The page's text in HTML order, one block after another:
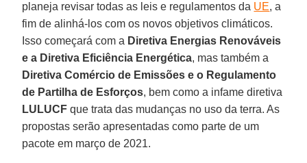
planeja revisar todas as leis e regulamentos da UE, a
fim de alinhá-los com os novos objetivos climáticos.
Isso começará com a Diretiva Energias Renováveis
e a Diretiva Eficiência Energética, mas também a
Diretiva Comércio de Emissões e o Regulamento
de Partilha de Esforços, bem como a infame diretiva
LULUCF que trata das mudanças no uso da terra. As
propostas serão apresentadas como parte de um
pacote em março de 2021.